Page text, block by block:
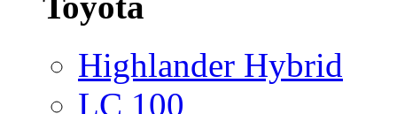
Highlander Hybrid
LC 100